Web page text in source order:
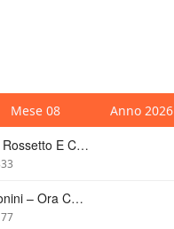
Mese 08 Anno 2026
Sal Da Vinci – Rossetto E Caffè
Cesare Cremonini – Ora Che Non Ho Più Te